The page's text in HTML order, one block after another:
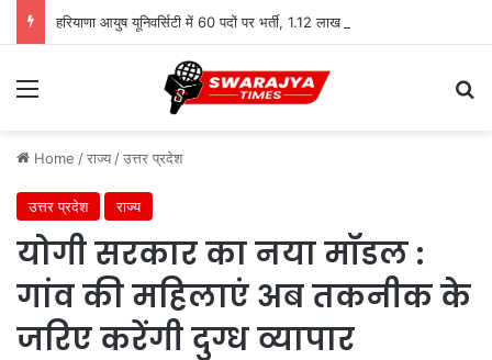
हरियाणा आयुष यूनिवर्सिटी में 60 पदों पर भर्ती, 1.12 लाख तक सैलरी
Menu
Home /राज्य /उत्तर प्रदेश
उत्तर प्रदेश राज्य
योगी सरकार का नया मॉडल :
गांव की महिलाएं अब तकनीक के
जरिए करेंगी दुग्ध व्यापार